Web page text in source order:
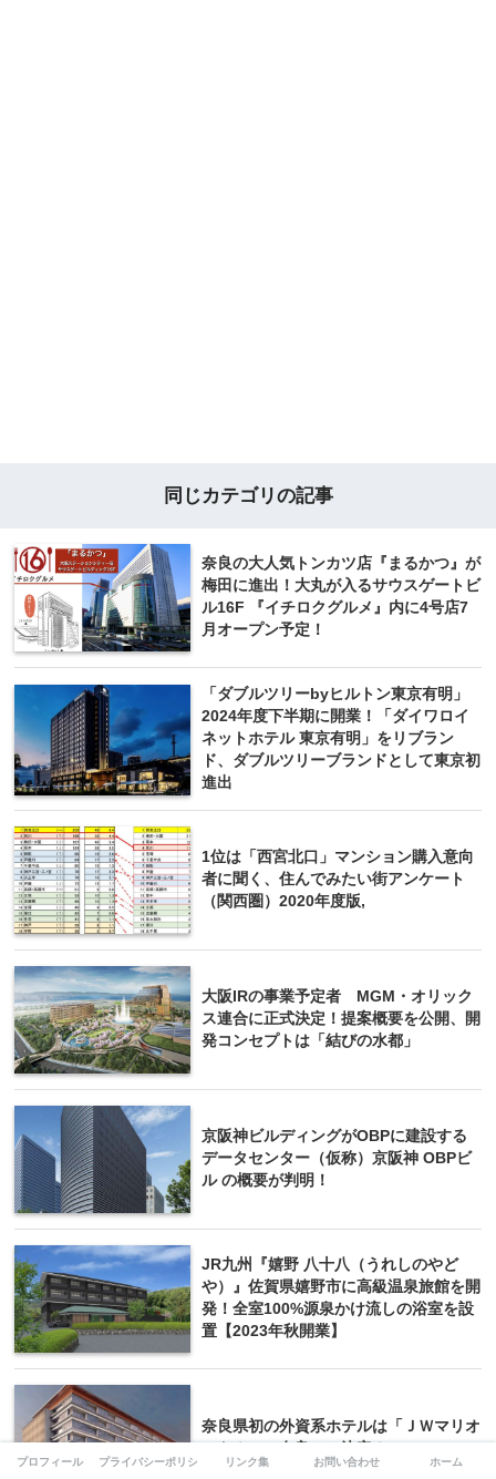
同じカテゴリの記事
奈良の大人気トンカツ店『まるかつ』が
梅田に進出！大丸が入るサウスゲートビ
ル16F 『イチロクグルメ』内に4号店7
月オープン予定！
「ダブルツリーbyヒルトン東京有明」
2024年度下半期に開業！「ダイワロイ
ネットホテル 東京有明」をリブラン
ド、ダブルツリーブランドとして東京初
進出
1位は「西宮北口」マンション購入意向
者に聞く、住んでみたい街アンケート
（関西圏）2020年度版,
大阪IRの事業予定者 MGM・オリック
ス連合に正式決定！提案概要を公開、開
発コンセプトは「結びの水都」
京阪神ビルディングがOBPに建設する
データセンター（仮称）京阪神 OBPビ
ル の概要が判明！
JR九州『嬉野 八十八（うれしのやど
や）』佐賀県嬉野市に高級温泉旅館を開
発！全室100%源泉かけ流しの浴室を設
置【2023年秋開業】
奈良県初の外資系ホテルは「ＪＷマリオ
プロフィール プライバシーポリシー リンク集 お問い合わせ ホーム